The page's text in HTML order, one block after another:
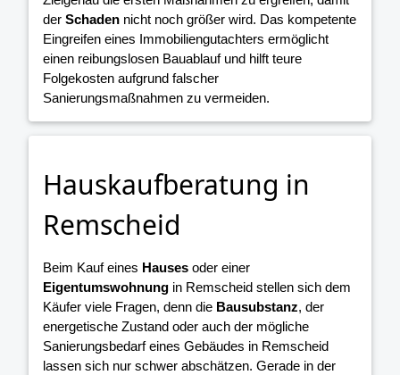
der Schaden nicht noch größer wird. Das kompetente
Eingreifen eines Immobiliengutachters ermöglicht
einen reibungslosen Bauablauf und hilft teure
Folgekosten aufgrund falscher
Sanierungsmaßnahmen zu vermeiden.
Hauskaufberatung in
Remscheid
Beim Kauf eines Hauses oder einer
Eigentumswohnung in Remscheid stellen sich dem
Käufer viele Fragen, denn die Bausubstanz, der
energetische Zustand oder auch der mögliche
Sanierungsbedarf eines Gebäudes in Remscheid
lassen sich nur schwer abschätzen. Gerade in der